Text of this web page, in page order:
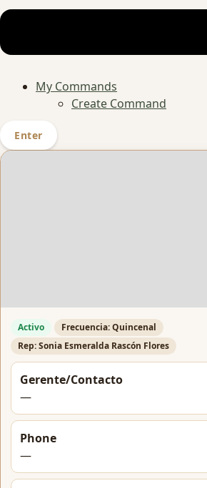
My Commands
Create Command
Enter
Activo
Frecuencia: Quincenal
Rep: Sonia Esmeralda Rascón Flores
Gerente/Contacto
—
Phone
—